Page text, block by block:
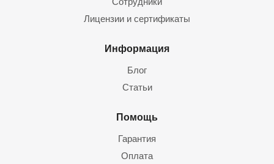
Лицензии и сертификаты
Информация
Блог
Статьи
Помощь
Гарантия
Оплата